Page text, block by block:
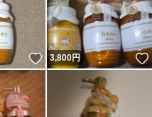
いいね！
3,800円